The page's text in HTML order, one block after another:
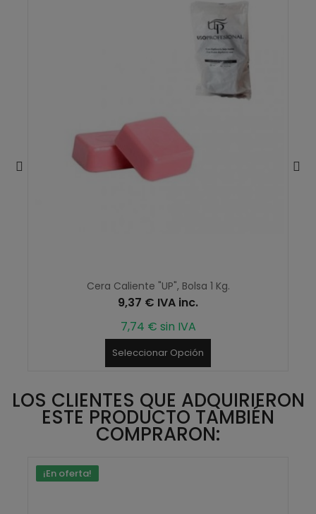
Cera Caliente "UP", Bolsa 1 Kg.
9,37 € IVA inc.
7,74 € sin IVA
Seleccionar Opción
LOS CLIENTES QUE ADQUIRIERON
ESTE PRODUCTO TAMBIÉN
COMPRARON:
¡En oferta!